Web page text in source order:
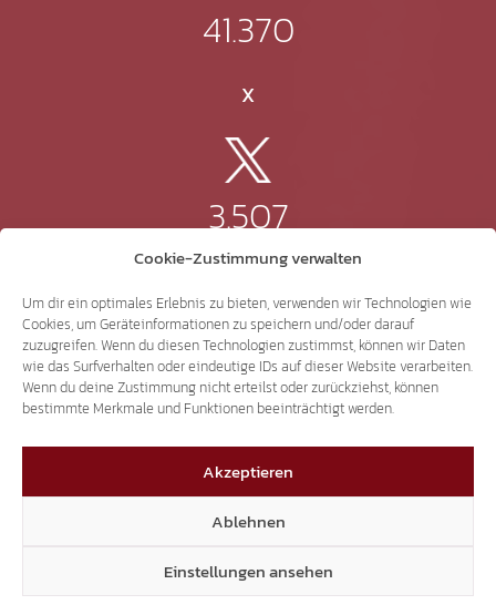
Cookie-Zustimmung verwalten
Um dir ein optimales Erlebnis zu bieten, verwenden wir Technologien wie
Cookies, um Geräteinformationen zu speichern und/oder darauf
zuzugreifen. Wenn du diesen Technologien zustimmst, können wir Daten
wie das Surfverhalten oder eindeutige IDs auf dieser Website verarbeiten.
Wenn du deine Zustimmung nicht erteilst oder zurückziehst, können
bestimmte Merkmale und Funktionen beeinträchtigt werden.
Akzeptieren
Ablehnen
Einstellungen ansehen
41.370
X
3.507
3.401
YouTube
15.306